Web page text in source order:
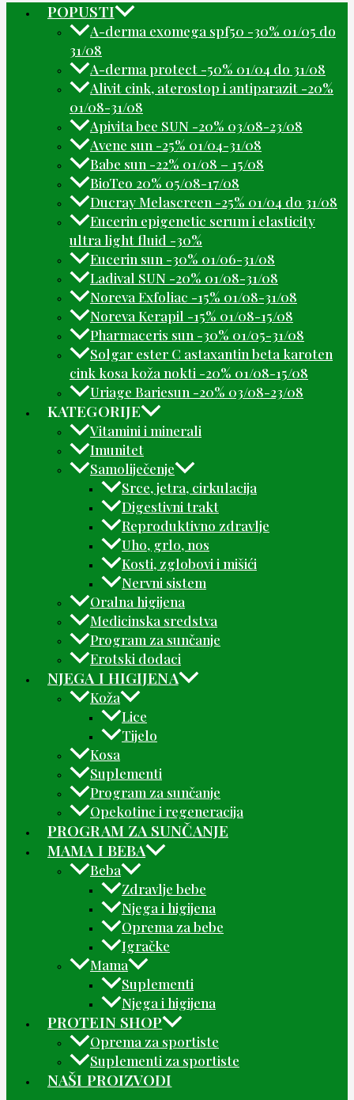
POPUSTI
A-derma exomega spf50 -30% 01/05 do
31/08
A-derma protect -50% 01/04 do 31/08
Alivit cink, aterostop i antiparazit -20%
01/08-31/08
Apivita bee SUN -20% 03/08-23/08
Avene sun -25% 01/04-31/08
Babe sun -22% 01/08 – 15/08
BioTeo 20% 05/08-17/08
Ducray Melascreen -25% 01/04 do 31/08
Eucerin epigenetic serum i elasticity
ultra light fluid -30%
Eucerin sun -30% 01/06-31/08
Ladival SUN -20% 01/08-31/08
Noreva Exfoliac -15% 01/08-31/08
Noreva Kerapil -15% 01/08-15/08
Pharmaceris sun -30% 01/05-31/08
Solgar ester C astaxantin beta karoten
cink kosa koža nokti -20% 01/08-15/08
Uriage Bariesun -20% 03/08-23/08
KATEGORIJE
Vitamini i minerali
Imunitet
Samoliječenje
Srce, jetra, cirkulacija
Digestivni trakt
Reproduktivno zdravlje
Uho, grlo, nos
Kosti, zglobovi i mišići
Nervni sistem
Oralna higijena
Medicinska sredstva
Program za sunčanje
Erotski dodaci
NJEGA I HIGIJENA
Koža
Lice
Tijelo
Kosa
Suplementi
Program za sunčanje
Opekotine i regeneracija
PROGRAM ZA SUNČANJE
MAMA I BEBA
Beba
Zdravlje bebe
Njega i higijena
Oprema za bebe
Igračke
Mama
Suplementi
Njega i higijena
PROTEIN SHOP
Oprema za sportiste
Suplementi za sportiste
NAŠI PROIZVODI